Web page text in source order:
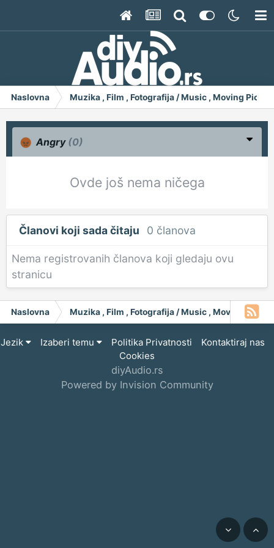
Naslovna Muzika , Film , Fotografija / Music , Moving
Angry (0)
Ovde još nema ničega
Članovi koji sada čitaju 0 članova
Nema registrovanih članova koji gledaju ovu
stranicu
Naslovna Muzika , Film , Fotografija / Music , Moving
Jezik Izaberi temu Politika Privatnosti
Kontaktiraj nas
Cookies
diyAudio.rs
Powered by Invision Community